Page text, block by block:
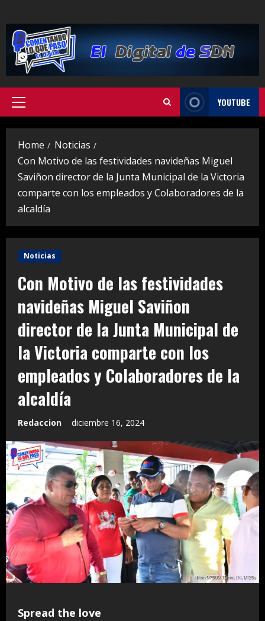
to
content
Primary
YOUTUBE
Home
Noticias
Con Motivo de las festividades navideñas Miguel
Saviñon director de la Junta Municipal de la Victoria
comparte con los empleados y Colaboradores de la
alcaldía
Noticias
Con Motivo de las festividades
navideñas Miguel Saviñon
director de la Junta Municipal de
la Victoria comparte con los
empleados y Colaboradores de la
alcaldía
Redaccion diciembre 16, 2024
Spread the love